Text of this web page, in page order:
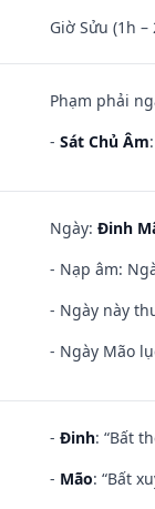
Giờ Sửu (1h –
Phạm phải
- Sát Chủ Âm
Ngày: Đinh
- Nạp âm:
- Ngày này
- Ngày Mão
- Đinh: “Bất
- Mão: “Bất